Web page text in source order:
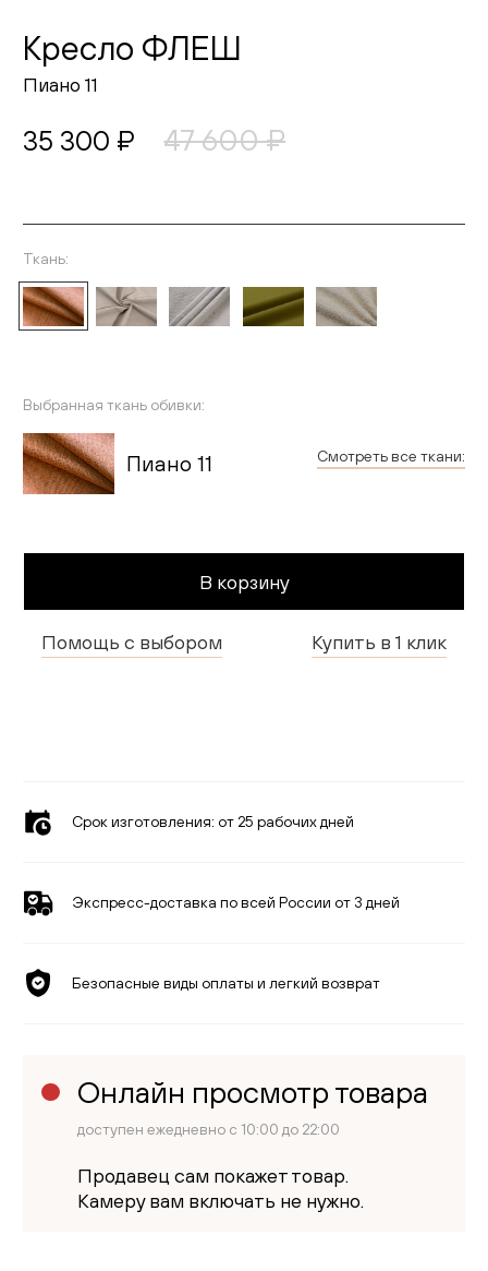
Пуфы и банкетки
Подушки
Распродажа
Комнаты
Детская
Кухня
Доставка и оплата
Проекты
Мебель для бизнеса
Дизайнерам
Кресло ФЛЕШ
Пиано 11
35 300 ₽ 47 600 ₽
Выберите ткань
Ткань:
Выбранная ткань обивки:
Пиано 11 Смотреть все ткани:
В корзину
Помощь с выбором Купить в 1 клик
Срок изготовления: от 25 рабочих дней
Экспресс-доставка по всей России от 3 дней
Безопасные виды оплаты и легкий возврат
Онлайн просмотр товара
доступен ежедневно с 10:00 до 22:00
Продавец сам покажет товар.
Камеру вам включать не нужно.